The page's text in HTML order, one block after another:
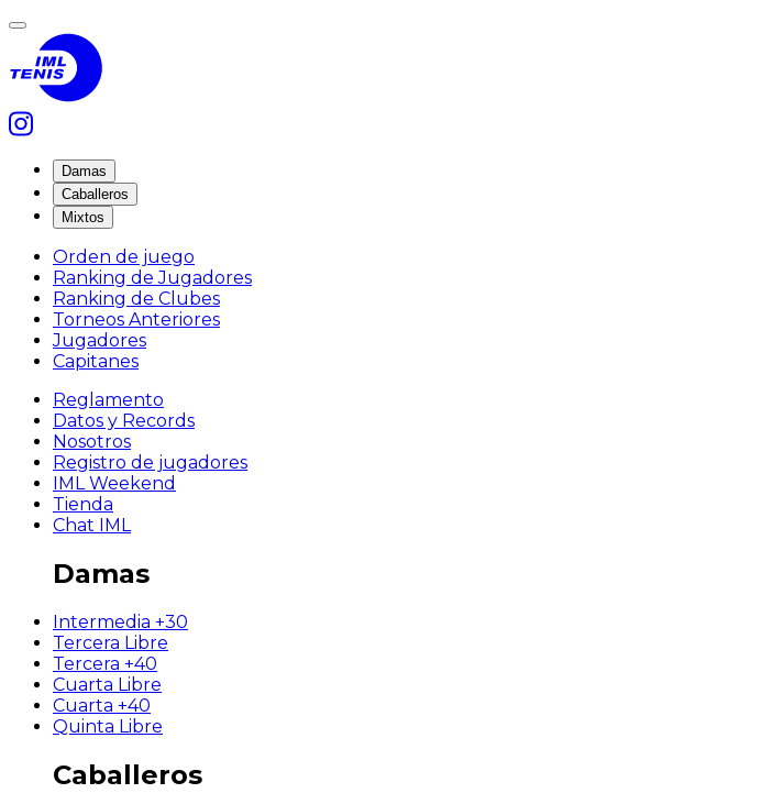
Damas
Caballeros
Mixtos
Orden de juego
Ranking de Jugadores
Ranking de Clubes
Torneos Anteriores
Jugadores
Capitanes
Reglamento
Datos y Records
Nosotros
Registro de jugadores
IML Weekend
Tienda
Chat IML
Damas
Intermedia +30
Tercera Libre
Tercera +40
Cuarta Libre
Cuarta +40
Quinta Libre
Caballeros